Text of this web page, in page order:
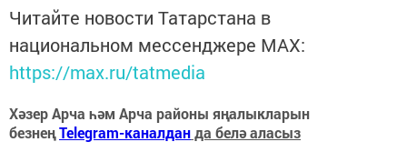
Читайте новости Татарстана в
национальном мессенджере MАХ:
https://max.ru/tatmedia
Хәзер Арча һәм Арча районы яңалыкларын
безнеңTelegram-каналданда белә аласыз